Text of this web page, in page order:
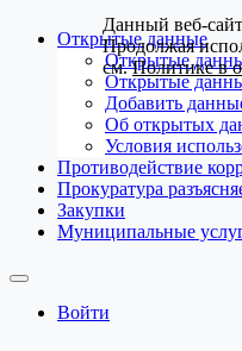
Открытые данные
Открытые
Открытые
Добавить
Об открытых
Условия
Противодействие
Прокуратура
Закупки
Муниципальные
Войти
Данный веб-
Продолжая
см.Политике в